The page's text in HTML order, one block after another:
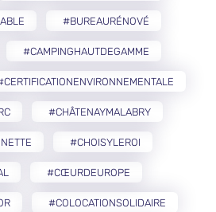
#BUREAURÉNOVÉ
#CAMPINGHAUTDEGAMME
#CHÂTENAYMALABRY
#CHOISYLEROI
#CŒURDEUROPE
#COLOCATIONSOLIDAIRE